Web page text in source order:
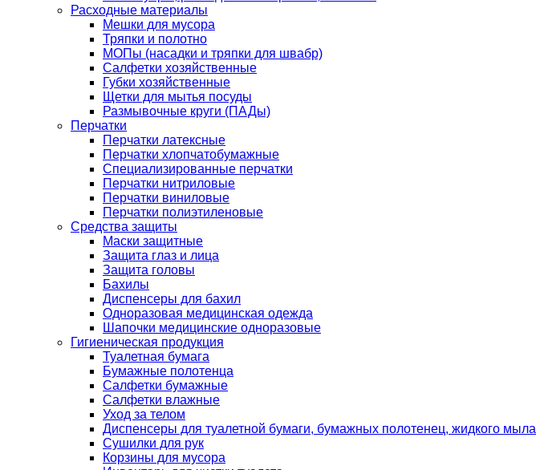
Расходные материалы
Мешки для мусора
Тряпки и полотно
МОПы (насадки и тряпки для швабр)
Салфетки хозяйственные
Губки хозяйственные
Щетки для мытья посуды
Размывочные круги (ПАДы)
Перчатки
Перчатки латексные
Перчатки хлопчатобумажные
Специализированные перчатки
Перчатки нитриловые
Перчатки виниловые
Перчатки полиэтиленовые
Средства защиты
Маски защитные
Защита глаз и лица
Защита головы
Бахилы
Диспенсеры для бахил
Одноразовая медицинская одежда
Шапочки медицинские одноразовые
Гигиеническая продукция
Туалетная бумага
Бумажные полотенца
Салфетки бумажные
Салфетки влажные
Уход за телом
Диспенсеры для туалетной бумаги, бумажных полотенец, жидкого мыла
Сушилки для рук
Корзины для мусора